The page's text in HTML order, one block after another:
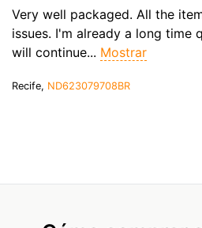
Very well packaged. All the
issues. I'm already a long time
will continue... Mostrar
Recife, ND623079708BR